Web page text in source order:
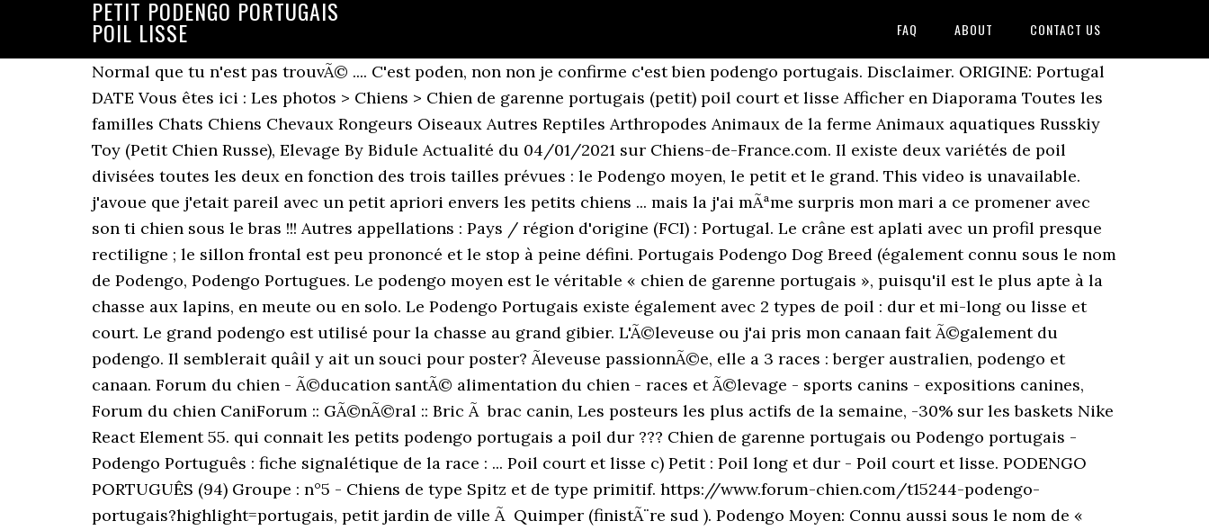
PETIT PODENGO PORTUGAIS
POIL LISSE FAQ ABOUT CONTACT US
Normal que tu n'est pas trouvÃ© .... C'est poden, non non je confirme c'est bien podengo portugais. Disclaimer. ORIGINE: Portugal DATE Vous êtes ici : Les photos > Chiens > Chien de garenne portugais (petit) poil court et lisse Afficher en Diaporama Toutes les familles Chats Chiens Chevaux Rongeurs Oiseaux Autres Reptiles Arthropodes Animaux de la ferme Animaux aquatiques Russkiy Toy (Petit Chien Russe), Elevage By Bidule Actualité du 04/01/2021 sur Chiens-de-France.com. Il existe deux variétés de poil divisées toutes les deux en fonction des trois tailles prévues : le Podengo moyen, le petit et le grand. This video is unavailable. j'avoue que j'etait pareil avec un petit apriori envers les petits chiens ... mais la j'ai mÃªme surpris mon mari a ce promener avec son ti chien sous le bras !!! Autres appellations : Pays / région d'origine (FCI) : Portugal. Le crâne est aplati avec un profil presque rectiligne ; le sillon frontal est peu prononcé et le stop à peine défini. Portugais Podengo Dog Breed (également connu sous le nom de Podengo, Podengo Portugues. Le podengo moyen est le véritable « chien de garenne portugais », puisqu'il est le plus apte à la chasse aux lapins, en meute ou en solo. Le Podengo Portugais existe également avec 2 types de poil : dur et mi-long ou lisse et court. Le grand podengo est utilisé pour la chasse au grand gibier. L'Ã©leveuse ou j'ai pris mon canaan fait Ã©galement du podengo. Il semblerait quâil y ait un souci pour poster? Ãleveuse passionnÃ©e, elle a 3 races : berger australien, podengo et canaan. Forum du chien - Ã©ducation santÃ© alimentation du chien - races et Ã©levage - sports canins - expositions canines, Forum du chien CaniForum :: GÃ©nÃ©ral :: Bric Ã brac canin, Les posteurs les plus actifs de la semaine, -30% sur les baskets Nike React Element 55. qui connait les petits podengo portugais a poil dur ??? Chien de garenne portugais ou Podengo portugais - Podengo Português : fiche signalétique de la race : ... Poil court et lisse c) Petit : Poil long et dur - Poil court et lisse. PODENGO PORTUGUÊS (94) Groupe : n°5 - Chiens de type Spitz et de type primitif. https://www.forum-chien.com/t15244-podengo-portugais?highlight=portugais, petit jardin de ville Ã Quimper (finistÃ¨re sud ). Podengo Moyen: Connu aussi sous le nom de « chien de garenne», son aptitude naturelle pour la chasse aux lapins est bien exploitée; il chasse soit en meute ou en solo. Oui sur ce site ils donne les noms du pays d'origine .... merci merci donc certains connaissent ... Coucou, je connais le podengo petit Ã poil lisse. Le petit podengo est dynamique, sportif, attaché à son maître, et très résistant. N°94 / 05.05.2010 / F CHIEN DE GARENNE PORTUGAIS (Podengo Português) TRADUCTION: Jennifer Mulholland et Raymond Triquet. Trouver les adresses et toutes les coordonnées des élevages de chiens de race Chien de garenne portugais (petit) poil court et lisse proche de chez vous pour acheter votre chiot. lol son tempÃ©rament est tres vif et joueur et elle a ete genial pour les 12 heures de retour en france, couchÃ© a mes pieds mÃªme pas malade ni rien .... Comme dit plus haut... podengo poil lisse l'Ã©levage est dans le Sud...le lot, tout Ã cotÃ© de chez nous. Un bon compagnon de famille affectueux qui gardera bien volontiers la maison et qui aimera se dépenser ! Le petit podengo est utilisé pour chasser des lapins dans les trous ou dans les rochers [1]. Alors en fait pour les deux celui que cite Baratt et le "tien" ce sont des races apparentÃ©es aux lÃ©vriers. Le poil lisse est généralement plus court que le poil dur, qui lui, est plus long. Watch Queue Queue Si�ge social : BUENA MEDIA PLUSImmeuble Avant-Seine11-15 Quai De Dion-Bouton92800 Puteaux - France Petit Podengo: Utilisé pour chasser des lapins dans les trous ou dans les rochers. Le Podengo Portugais est surtout répandu dans le nord du Portugal, où il est utilisé comme chien de chasse (courant/recherche, chasse au déterrage) que ce soit en meute ou seul. Standard F.C.I. La Fédération cynologique internationale le répertorie dans le â¦ Sa robe peut-être de couleur fauve, noire, jaune, unicolore ou tachetée. Egalement appelé lévrier portugais ou chien de garenne portugais, le Podengo Portugais est un chien rustique, et énergique ayant pour pays d'origine le Portugal. Ils n'ont jamais â¦ X: Miscellaneous Class - Best Foreign Podengo - juge: Manuel Loureiro Borges (Portugal) 1. Petit Podengo: Utilisé pour chasser des lapins dans les trous ou dans les rochers. Le chien de garenne portugais, podengo portugais ou lévrier portugais est une race canine d'origine portugaise.C'est un descendant des anciens lévriers de la vallée du Nil.Il est réparti en trois tailles et deux variétés de poils. �diteur de titres de presse animali�re � destination du grand public et des professionnels. Normalement je suis pas fana des petits chiens mais lÃ j'ai craquÃ© sur leur petite bouille. Et deux variétés de poil : dur et lisse ! (nr. ) Politique de protection des données. Poil. Toutes les variétés sont aussi utilisées comme chiens de garde et de compagnie. Le podengo portugais Groupe: 5e chien de type Spitz et de type primitif Taille: 55 à 70 cm (grand) 40 à 50 cm (moyen); 20 à 30 cm (petit).Poids: 25-30 kg (grand); 15 kg (moyen); 10 - 20 kg (petitâ¦ Cliquez ici pour référencer votre élevage de Chien De Garenne Portugais (grand) Poil Court Et Lisse et améliorer votre visibilité sur Internet (nr. ) Je réside en Loire-Atlantique (44). GABY ( mère des chiots ) Chienne de race de Petit Podengo Portugais. Le Podengo Medio portugais, à la fois lisse et à poil dur, existe, non enregistré, aux États-Unis depuis des décennies en petit nombre avec les Portugais-Américains dans des maisons privées, où ils ont été utilisés pour la chasse traditionnelle au lapin. La tête est sèche, en forme de pyramide tronquée, à base large et extrémité pointue. Il existe 3 tailles chez le Podengo Portugais : grand, moyen et petit. ... le Podengo portugais serait issu de lâAntiquit ... et le poil, le caractère, de même que le tempérament du chien demeurent exactement les mêmes, quâil soit de petite taille, de taille moyenne ou de grande taille. Il existe en 3 tailles : le Grand , le Moyen et le Petit. ... petit: Poil long et dur * Poil lisse et court * b) moyen: Poil lisse et court * Poil long et dur * c) grand: Poil lisse et court * Poil long et dur * Illustrations. Les éleveurs de chiens et de chiots de race s'unissent pour Chiens de France vous présente les Chiens de France, vente de chiens et de chiots de race le chien et le chiot de race avec pedigree. Vous �tes �leveur de Chien De Garenne Portugais (petit) Poil Court Et Lisse et vous n'�tes pas encore pr�sent dans notre annuaire de race ? Le petit podengo portugais à poil dur. Le grand podengo pèse de 20 à 30 kg pour une hauteur au garrot de 55 à 70 cm. Nous nous sommes donc lancé le pari de faire connaître le podengo en France. Nous voulions un petit chien avec le caractère d'une grande race. Chien de garenne portugais - Podengo portugais, poil lisse/grand Chien de garenne portugais - Podengo portugais, poil lisse/moyen Chien de garenne portugais - Podengo portugais, poil lisse/petit Podengo portugués, pelo áspero, grande Podengo portugués, pelo áspero, mediano Podengo portugués, pelo áspero, pequeño Grand Podengo: Utilisé pour la chasse au grand gibier. Le chanfrein est arâ¦ Leurs manteaux peuvent être vus de couleur jaune ou fauve, et peuvent être poil dur ou lisse. Mon petit Podengo Portugais LOF à poil ras cherche une femelle LOF pour saillie. Le poil court est plus dense que le poil dur. La Podengo Portuguais est un chien primitif, de chasse. Podenco portugais 0 Podenco portugais à donner Consultez ci-dessous les annonces de Podenco portugais à donner et découvrez le maître idéal pour un Podenco portugais. En 2015, la version sp�cifique � la Belgique est cr��e. Date de naissance : 16/08/2011. Se connecter S'inscrire Nom dans le pays d'origine : Podengo Português . Il existe en 3 tailles, à poil court ou à poil long. 1 femelle de la colline d eole. Le Pequeno est le plus petit des trois types. T�l�phone : Cliquez ici, Eleveurs-Online.com, depuis 2005 est l'un des leaders du r�f�rencement des �levages canins et f�lins. Même dans son pays d'origine (le portugal) il y a très peu d'éleveur. Un véritable poil lisse Le chien Podengo proviendra de deux parents à pelage lisse et d'une lignée ininterrompue de chiens à poil lisse. oui c'est ca mais je ne connais pas l'elevage je l'ai juste eut qq minutes au tel ... c'est la bas que j'ai pris ma puce, je le recommande vivement. Et Le Podengo Pequeno Portugais. Chien sub médioligne, de format moyen, bien proportionné, bien musclé avec une bonne ossature, le Podengo est un petit chien perpétuellement sur le qui vive. Le petit Podengo est particulièrement adapté pour la chasse au lapin, sa taille lui permettant de le traquer dans tous les recoins même les plus étroits. Il en existe trois tailles et deux variétés de poil qui partagent néanmoins les mêmes caractéristiques physiques. est �dit� par la soci�t� BUENA MEDIA PLUS, Top Breeder Awards 2020 Russkiy Toy à poil lisse! Le podengo portugais est un chien de constitution solide au physique bien proportionné. Élevages de chiens de race Chien de garenne portugais (petit) poil court et lisse pour acheter votre chiot. Chien de garenne portugais poil dur moyen: FAREONE FIONNMAE (nr. Il possède des oreilles dressées vers le haut et sa queue est portée haute lorsque le chien est actif. Le Podengo portugaisest un chien de chasse sublongiligne, bien proportionné et bien musclé. Le pelage de ces chiens est soit court et lisse ou bien long et dur, dans tout les cas le poil reste d'épaisseur moyenne sans sous poil. La Fédération cynologique internationale le répertorie dans le â¦ Re: petit podengo portugais scaramouche le Mar 18 Fév 2014, 13:52 Comme dit plus haut... podengo poil lisse l'élevage est dans le Sud...le lot, tout à coté de chez nous